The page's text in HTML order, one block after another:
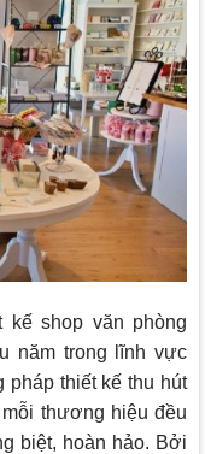
shop văn phòng
năm trong lĩnh vực
pháp thiết kế thu hút
mỗi thương hiệu đều
biệt, hoàn hảo. Bởi